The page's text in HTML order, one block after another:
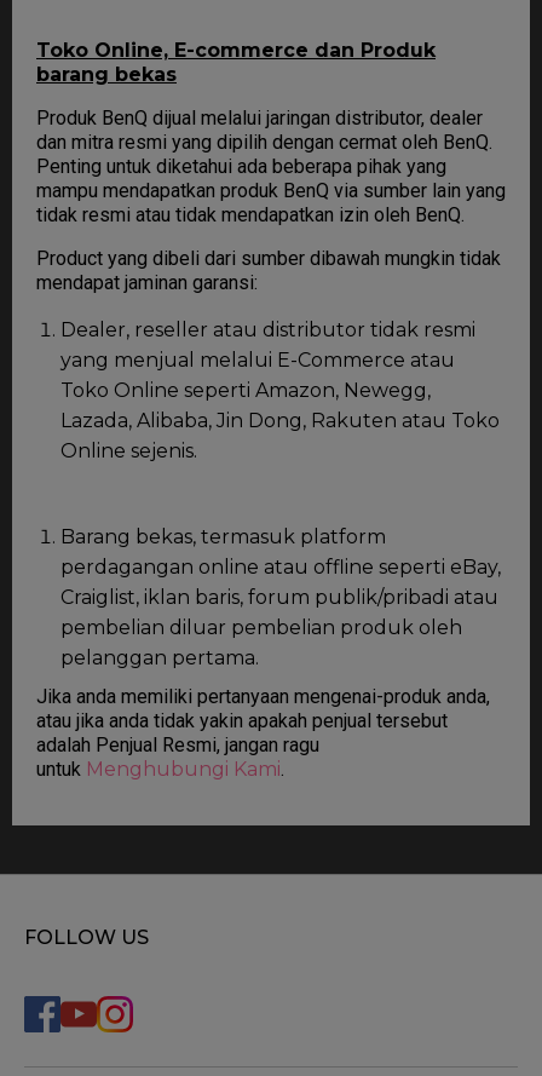
Toko Online, E-commerce dan Produk
barang bekas
Produk BenQ dijual melalui jaringan distributor, dealer
dan mitra resmi yang dipilih dengan cermat oleh BenQ.
Penting untuk diketahui ada beberapa pihak yang
mampu mendapatkan produk BenQ via sumber lain yang
tidak resmi atau tidak mendapatkan izin oleh BenQ.
Product yang dibeli dari sumber dibawah mungkin tidak
mendapat jaminan garansi:
Dealer, reseller atau distributor tidak resmi
yang menjual melalui E-Commerce atau
Toko Online seperti Amazon, Newegg,
Lazada, Alibaba, Jin Dong, Rakuten atau Toko
Online sejenis.
Barang bekas, termasuk platform
perdagangan online atau offline seperti eBay,
Craiglist, iklan baris, forum publik/pribadi atau
pembelian diluar pembelian produk oleh
pelanggan pertama.
Jika anda memiliki pertanyaan mengenai-produk anda,
atau jika anda tidak yakin apakah penjual tersebut
adalah Penjual Resmi, jangan ragu
untuk Menghubungi Kami
FOLLOW US